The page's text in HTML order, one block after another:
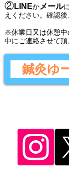
②LINEかメールに
えください。 確認後
​※休業日又は休憩中
中にご連絡させて頂
鍼灸ゆ